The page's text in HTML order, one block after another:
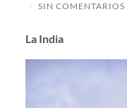
/ SIN COMENTARIOS
La India